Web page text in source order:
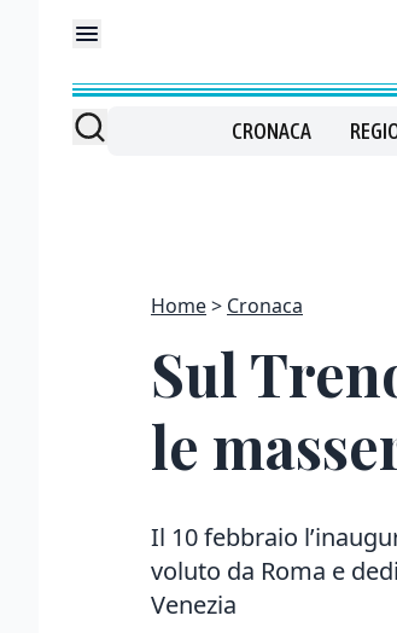
CRONACA
Home Cronaca
Sul
le
Il 10 febbraio
voluto da Roma e
Venezia